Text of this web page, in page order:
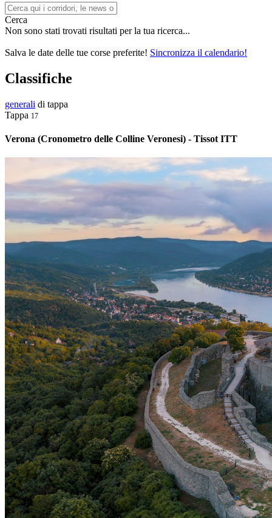
Cerca
Non sono stati trovati risultati per la tua ricerca...
Salva le date delle tue corse preferite! Sincronizza il calendario!
Classifiche
generali di tappa
Tappa 17
Verona (Cronometro delle Colline Veronesi) - Tissot ITT